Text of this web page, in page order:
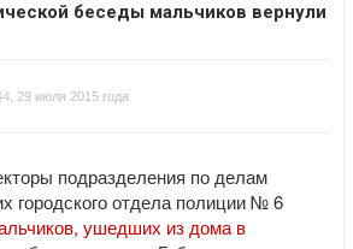
беседы мальчиков вернули
29 июля 2015 года
подразделения по делам
городского отдела полиции № 6
ушедших из дома в